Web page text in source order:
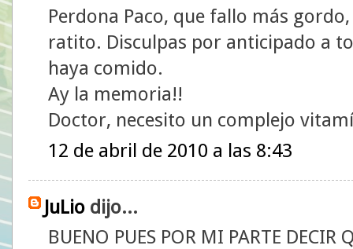
Perdona Paco, que fallo más
ratito. Disculpas por anticipado a
haya comido.
Ay la memoria!!
Doctor, necesito un complejo
12 de abril de 2010 a las 8:43
JuLio dijo...
BUENO PUES POR MI PARTE